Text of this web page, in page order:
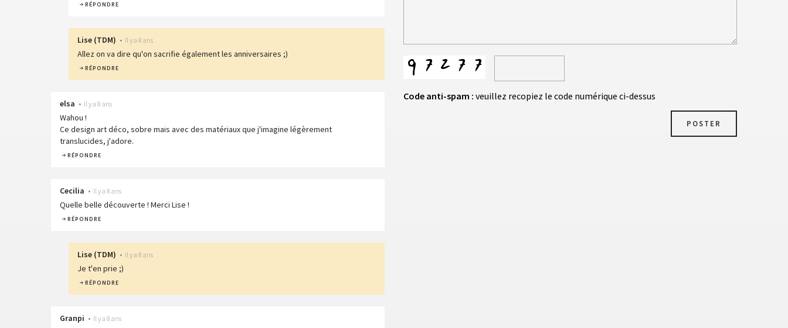
RÉPONDRE
Lise (TDM) • Il y a 8 ans
Allez on va dire qu'on sacrifie également les anniversaires ;)
RÉPONDRE
elsa • Il y a 8 ans
Wahou !
Ce design art déco, sobre mais avec des matériaux que j'imagine légèrement
translucides, j'adore.
RÉPONDRE
Cecilia • Il y a 8 ans
Quelle belle découverte ! Merci Lise !
RÉPONDRE
Lise (TDM) • Il y a 8 ans
Je t'en prie ;)
RÉPONDRE
Granpi • Il y a 8 ans
Code anti-spam : veuillez recopiez le code numérique ci-dessus
POSTER